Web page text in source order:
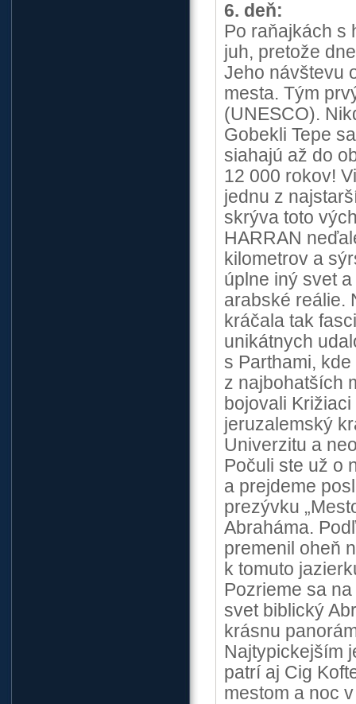
6. deň:
Po raňajkách s
juh, pretože
Jeho návštevu
mesta. Tým
(UNESCO).
Gobekli Tepe
siahajú až do
12 000 rokov!
jednu z
skrýva toto
HARRAN
kilometrov a
úplne iný svet
arabské reálie.
kráčala tak
unikátnych
s Parthami,
z najbohatších
bojovali
jeruzalemský
Univerzitu a
Počuli ste už o
a prejdeme
prezývku
Abraháma.
premenil oheň
k tomuto
Pozrieme sa
svet biblický
krásnu
Najtypickejším
patrí aj Cig
mestom a noc